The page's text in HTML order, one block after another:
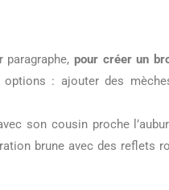
pour créer un
options : ajouter des
son cousin proche
brune avec des reflets